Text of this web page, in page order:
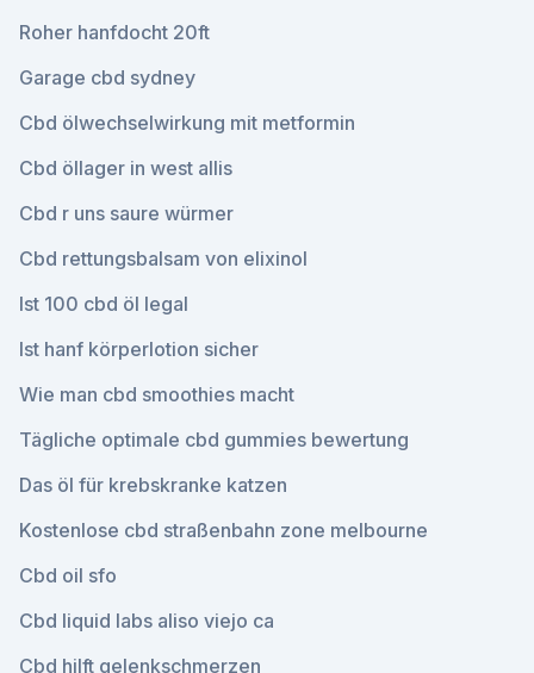
Roher hanfdocht 20ft
Garage cbd sydney
Cbd ölwechselwirkung mit metformin
Cbd öllager in west allis
Cbd r uns saure würmer
Cbd rettungsbalsam von elixinol
Ist 100 cbd öl legal
Ist hanf körperlotion sicher
Wie man cbd smoothies macht
Tägliche optimale cbd gummies bewertung
Das öl für krebskranke katzen
Kostenlose cbd straßenbahn zone melbourne
Cbd oil sfo
Cbd liquid labs aliso viejo ca
Cbd hilft gelenkschmerzen